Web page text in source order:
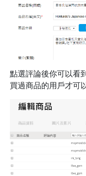
點選評論後你可以看
買過商品的用戶才可